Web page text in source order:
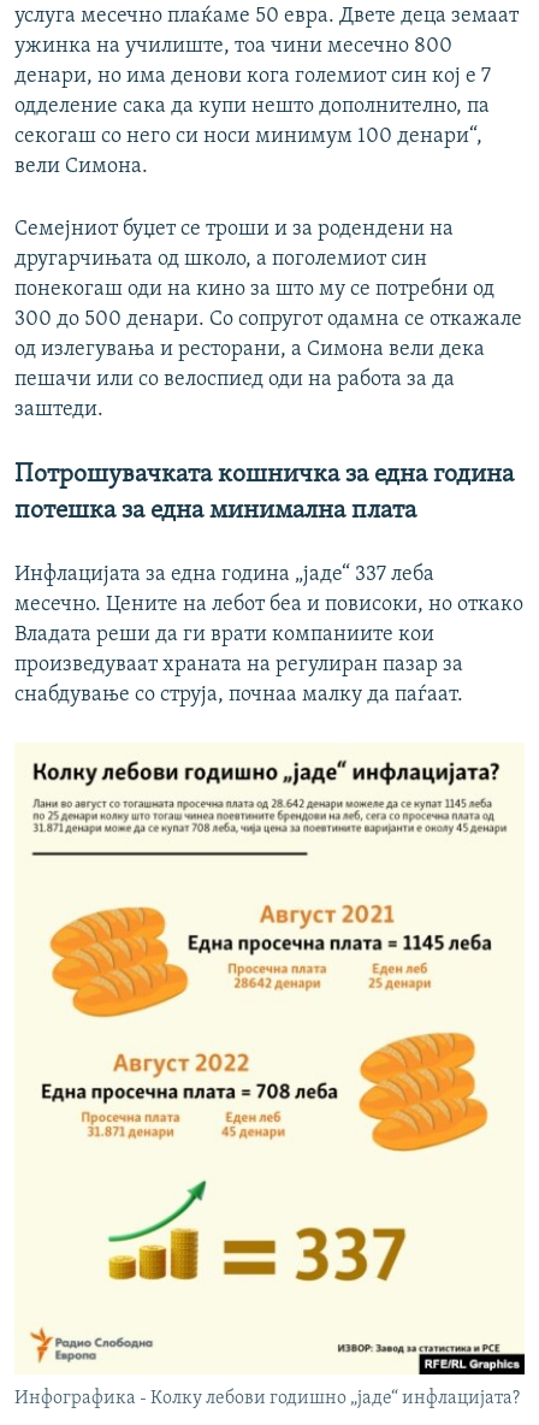
услуга месечно плаќаме 50 евра. Двете деца земаат
ужинка на училиште, тоа чини месечно 800
денари, но има денови кога големиот син кој е 7
одделение сака да купи нешто дополнително, па
секогаш со него си носи минимум 100 денари“,
вели Симона.
Семејниот буџет се троши и за родендени на
другарчињата од школо, а поголемиот син
понекогаш оди на кино за што му се потребни од
300 до 500 денари. Со сопругот одамна се откажале
од излегувања и ресторани, а Симона вели дека
пешачи или со велоспиед оди на работа за да
заштеди.
Потрошувачката кошничка за една година
потешка за една минимална плата
Инфлацијата за една година „јаде“ 337 леба
месечно. Цените на лебот беа и повисоки, но откако
Владата реши да ги врати компаниите кои
произведуваат храната на регулиран пазар за
снабдување со струја, почнаа малку да паѓаат.
Инфографика - Колку лебови годишно „јаде“ инфлацијата?